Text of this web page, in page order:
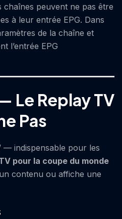
chaînes peuvent ne pas être
à leur entrée EPG. Dans
de la chaîne et
l’entrée EPG
Le Replay TV
Pas
— indispensable pour les
pour la coupe du monde
contenu ou affiche une